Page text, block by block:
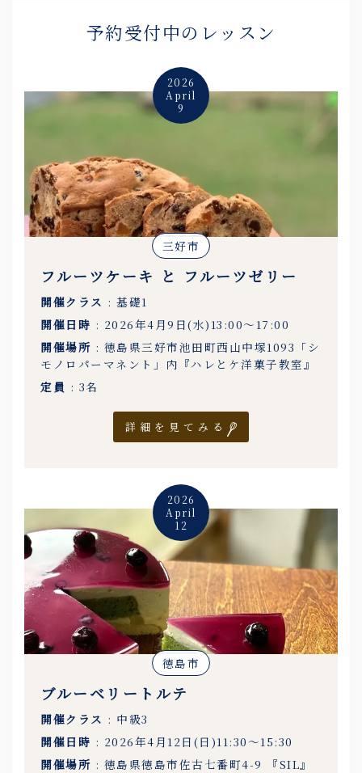
予約受付中のレッスン
2026
April
9
三好市
フルーツケーキ と フルーツゼリー
開催クラス : 基礎1
開催日時 : 2026年4月9日(水)13:00〜17:00
開催場所 : 徳島県三好市池田町西山中塚1093「シ
モノロパーマネント」内『ハレとケ洋菓子教室』
定員 : 3名
詳細を見てみる
2026
April
12
徳島市
ブルーベリートルテ
開催クラス : 中級3
開催日時 : 2026年4月12日(日)11:30〜15:30
開催場所 : 徳島県徳島市佐古七番町4-9 『SIL』